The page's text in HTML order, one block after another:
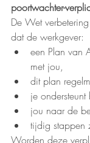
poortwachter-
De Wet
dat de werkgever:
een Plan van
met jou,
dit plan
je
jou naar de
tijdig stappen
Worden deze